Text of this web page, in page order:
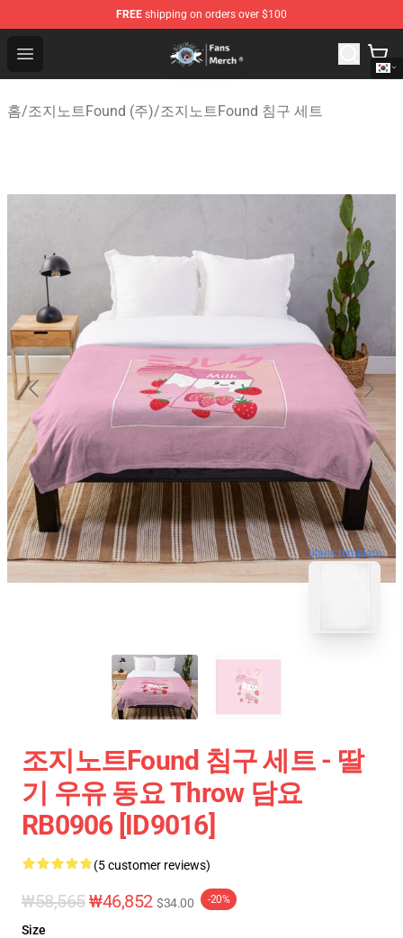
FREE shipping on orders over $100
Open menu
GeorgeNotFound Store - Official GeorgeNotFound
홈/조지노트Found (주)/조지노트Found 침구 세트
blank template
조지노트Found 침구 세트 - 딸
기 우유 동요 Throw 담요
RB0906 [ID9016]
(5 customer reviews)
₩58,565₩46,852 $34.00 -20%
Size